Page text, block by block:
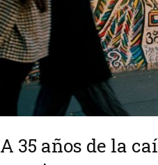
A 35 años de la